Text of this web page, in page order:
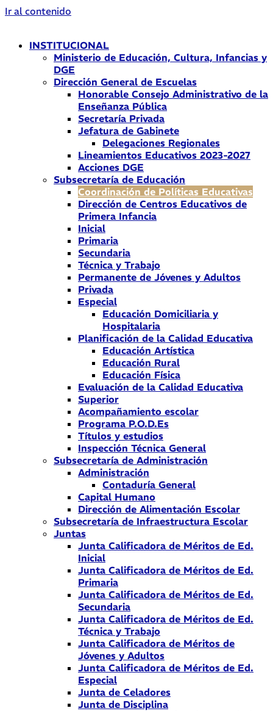
Ir al contenido
INSTITUCIONAL
Ministerio de Educación, Cultura, Infancias y
DGE
Dirección General de Escuelas
Honorable Consejo Administrativo de la
Enseñanza Pública
Secretaría Privada
Jefatura de Gabinete
Delegaciones Regionales
Lineamientos Educativos 2023-2027
Acciones DGE
Subsecretaría de Educación
Coordinación de Políticas Educativas
Dirección de Centros Educativos de
Primera Infancia
Inicial
Primaria
Secundaria
Técnica y Trabajo
Permanente de Jóvenes y Adultos
Privada
Especial
Educación Domiciliaria y
Hospitalaria
Planificación de la Calidad Educativa
Educación Artística
Educación Rural
Educación Física
Evaluación de la Calidad Educativa
Superior
Acompañamiento escolar
Programa P.O.D.Es
Títulos y estudios
Inspección Técnica General
Subsecretaría de Administración
Administración
Contaduría General
Capital Humano
Dirección de Alimentación Escolar
Subsecretaría de Infraestructura Escolar
Juntas
Junta Calificadora de Méritos de Ed.
Inicial
Junta Calificadora de Méritos de Ed.
Primaria
Junta Calificadora de Méritos de Ed.
Secundaria
Junta Calificadora de Méritos de Ed.
Técnica y Trabajo
Junta Calificadora de Méritos de
Jóvenes y Adultos
Junta Calificadora de Méritos de Ed.
Especial
Junta de Celadores
Junta de Disciplina